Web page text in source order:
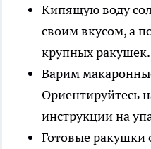
Кипящую воду
своим вкусом, а
крупных ракушек.
Варим
Ориентируйтесь
инструкции на
Готовые ракушки